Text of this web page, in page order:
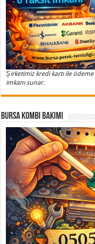
Şirketimiz kredi kartı ile
imkanı sunar.
Bursa Kombi Bakımı